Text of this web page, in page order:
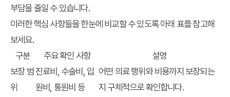
부담을 줄일 수 있습니다.
이러한 핵심 사항들을 한눈에 비교할 수 있도록 아래 표를 참고해
보세요.
구분
주요 확인 사항
설명
보장 범
위
진료비, 수술비, 입
원비, 통원비 등
어떤 의료 행위와 비용까지 보장되는
지 구체적으로 확인합니다.